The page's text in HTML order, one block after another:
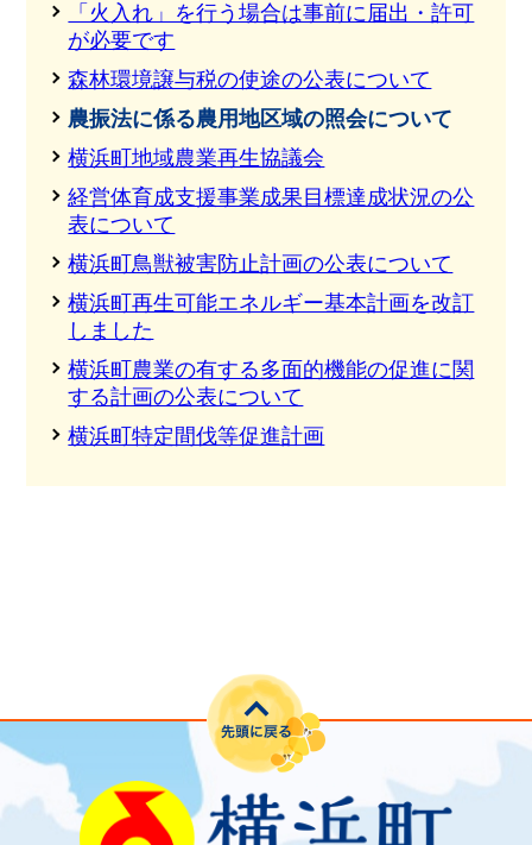
「火入れ」を行う場合は事前に届出・許可
が必要です
森林環境譲与税の使途の公表について
農振法に係る農用地区域の照会について
横浜町地域農業再生協議会
経営体育成支援事業成果目標達成状況の公
表について
横浜町鳥獣被害防止計画の公表について
横浜町再生可能エネルギー基本計画を改訂
しました
横浜町農業の有する多面的機能の促進に関
する計画の公表について
横浜町特定間伐等促進計画